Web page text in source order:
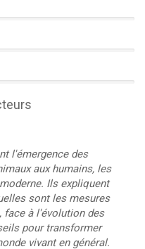
l'émergence des
aux humains, les
Ils expliquent
sont les mesures
face à l'évolution des
pour transformer
vivant en général.